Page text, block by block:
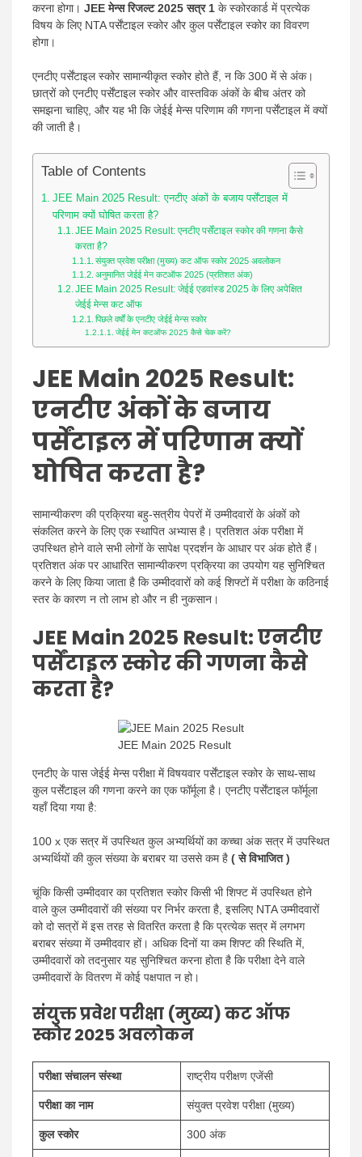
करना होगा। JEE मेन्स रिजल्ट 2025 सत्र 1 के स्कोरकार्ड में प्रत्येक
विषय के लिए NTA पर्सेंटाइल स्कोर और कुल पर्सेंटाइल स्कोर का विवरण
होगा।
एनटीए पर्सेंटाइल स्कोर सामान्यीकृत स्कोर होते हैं, न कि 300 में से अंक।
छात्रों को एनटीए पर्सेंटाइल स्कोर और वास्तविक अंकों के बीच अंतर को
समझना चाहिए, और यह भी कि जेईई मेन्स परिणाम की गणना पर्सेंटाइल में क्यों
की जाती है।
Table of Contents
JEE Main 2025 Result: एनटीए अंकों के बजाय पर्सेंटाइल में
परिणाम क्यों घोषित करता है?
JEE Main 2025 Result: एनटीए पर्सेंटाइल स्कोर की गणना कैसे
करता है?
संयुक्त प्रवेश परीक्षा (मुख्य) कट ऑफ स्कोर 2025 अवलोकन
अनुमानित जेईई मेन कटऑफ 2025 (प्रतिशत अंक)
JEE Main 2025 Result: जेईई एडवांस्ड 2025 के लिए अपेक्षित
जेईई मेन्स कट ऑफ
पिछले वर्षों के एनटीए जेईई मेन्स स्कोर
जेईई मेन कटऑफ 2025 कैसे चेक करें?
JEE Main 2025 Result:
एनटीए अंकों के बजाय
पर्सेंटाइल में परिणाम क्यों
घोषित करता है?
सामान्यीकरण की प्रक्रिया बहु-सत्रीय पेपरों में उम्मीदवारों के अंकों को
संकलित करने के लिए एक स्थापित अभ्यास है। प्रतिशत अंक परीक्षा में
उपस्थित होने वाले सभी लोगों के सापेक्ष प्रदर्शन के आधार पर अंक होते हैं।
प्रतिशत अंक पर आधारित सामान्यीकरण प्रक्रिया का उपयोग यह सुनिश्चित
करने के लिए किया जाता है कि उम्मीदवारों को कई शिफ्टों में परीक्षा के कठिनाई
स्तर के कारण न तो लाभ हो और न ही नुकसान।
JEE Main 2025 Result:एनटीए
पर्सेंटाइल स्कोर की गणना कैसे
करता है?
JEE Main 2025 Result
एनटीए के पास जेईई मेन्स परीक्षा में विषयवार पर्सेंटाइल स्कोर के साथ-साथ
कुल पर्सेंटाइल की गणना करने का एक फॉर्मूला है। एनटीए पर्सेंटाइल फॉर्मूला
यहाँ दिया गया है:
100 x एक सत्र में उपस्थित कुल अभ्यर्थियों का कच्चा अंक सत्र में उपस्थित
अभ्यर्थियों की कुल संख्या के बराबर या उससे कम है ( से विभाजित )
चूंकि किसी उम्मीदवार का प्रतिशत स्कोर किसी भी शिफ्ट में उपस्थित होने
वाले कुल उम्मीदवारों की संख्या पर निर्भर करता है, इसलिए NTA उम्मीदवारों
को दो सत्रों में इस तरह से वितरित करता है कि प्रत्येक सत्र में लगभग
बराबर संख्या में उम्मीदवार हों। अधिक दिनों या कम शिफ्ट की स्थिति में,
उम्मीदवारों को तदनुसार यह सुनिश्चित करना होता है कि परीक्षा देने वाले
उम्मीदवारों के वितरण में कोई पक्षपात न हो।
संयुक्त प्रवेश परीक्षा (मुख्य) कट ऑफ
स्कोर 2025 अवलोकन
परीक्षा संचालन संस्था राष्ट्रीय परीक्षण एजेंसी
परीक्षा का नाम संयुक्त प्रवेश परीक्षा (मुख्य)
कुल स्कोर 300 अंक